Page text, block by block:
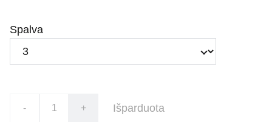
Spalva
- + Išparduota